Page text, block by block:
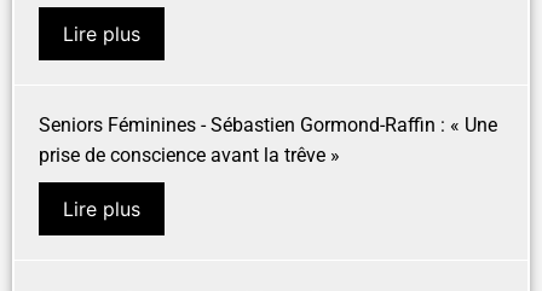
Lire plus
Seniors Féminines - Sébastien Gormond-Raffin : « Une
prise de conscience avant la trêve »
Lire plus